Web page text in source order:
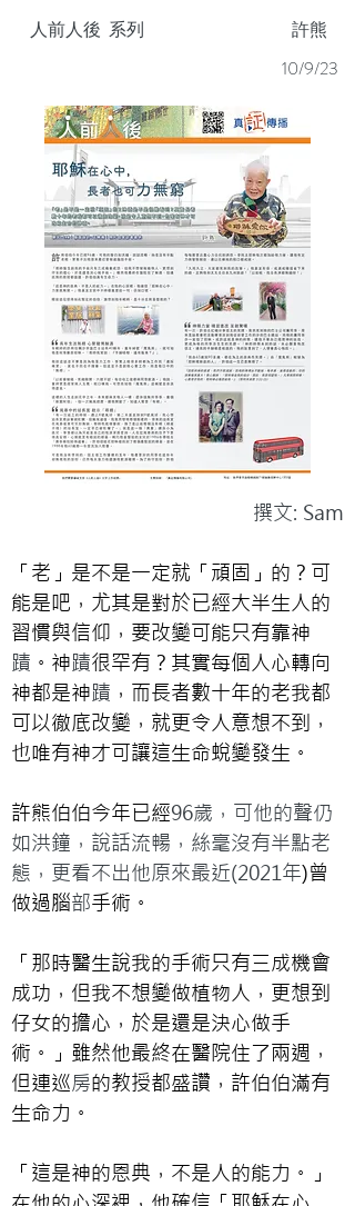
許熊
人前人後 系列
10/9/23
撰文: Sam
「老」是不是一定就「頑固」的？可
能是吧，尤其是對於已經大半生人的
習慣與信仰，要改變可能只有靠神
蹟 。神蹟很罕有？其實每個人心轉向
神都是神蹟 ，而長者數十年的老我都
可以徹底改變，就更令人意想不到，
也唯有神才可讓這生命蛻變發生。
許熊伯伯今年已經96歲，可他的聲仍
如洪鐘，說話流暢，絲毫沒有半點老
態，更看不出他原來最近(2021年)曾
做過腦部手術。
「那時醫生說我的手術只有三成機會
成功，但我不想變做植物人，更想到
仔女的擔心，於是還是決心做手
術。」雖然他最終在醫院住了兩週，
但連巡房的教授都盛讚，許伯伯滿有
生命力。
「這是神的恩典，不是人的能力。」